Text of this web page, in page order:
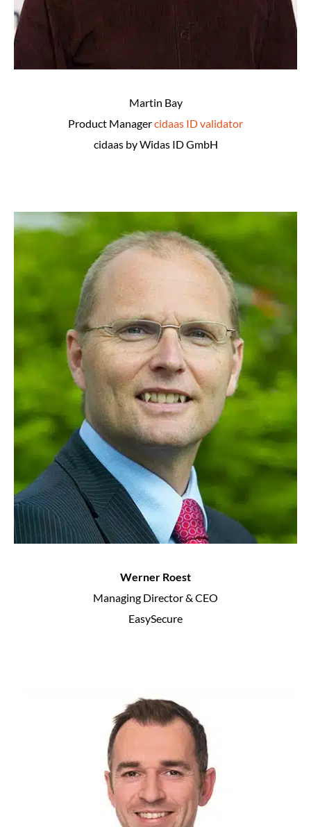
Martin Bay
Product Managercidaas ID validator
cidaas by Widas ID GmbH
Werner Roest
Managing Director & CEO
EasySecure